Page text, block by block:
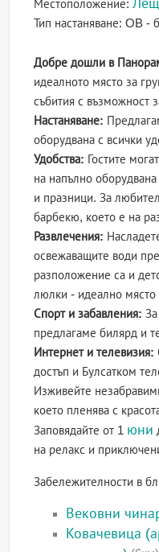
Местоположение:
Тип настаняване:OB -
Добре дошли в
идеалното място за
събития с възможност
Настаняване:
оборудвана с всички
Удобства: Гостите
на напълно
и празници. За
барбекю, което е на
Развлечения:
освежаващите води
разположение са и
люлки - идеално място
Спорт и забавления:
предлагаме билярд и
Интернет и телевизия:
достъп и Булсатком
Изживейте
което пленява с
Заповядайте от 1 юни
на релакс и
Забележителности в
Вековни
Ковачевица